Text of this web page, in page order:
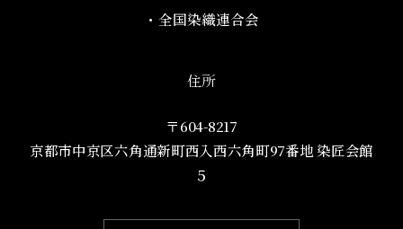
・全国染織連合会
住所
〒604-8217
京都市中京区六角通新町西入西六角町97番地​ 染匠会館
５